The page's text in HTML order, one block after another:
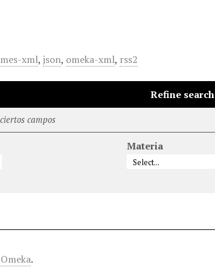
xml,json, omeka-xml, rss2
Refine search
campos
Materia
Omeka.